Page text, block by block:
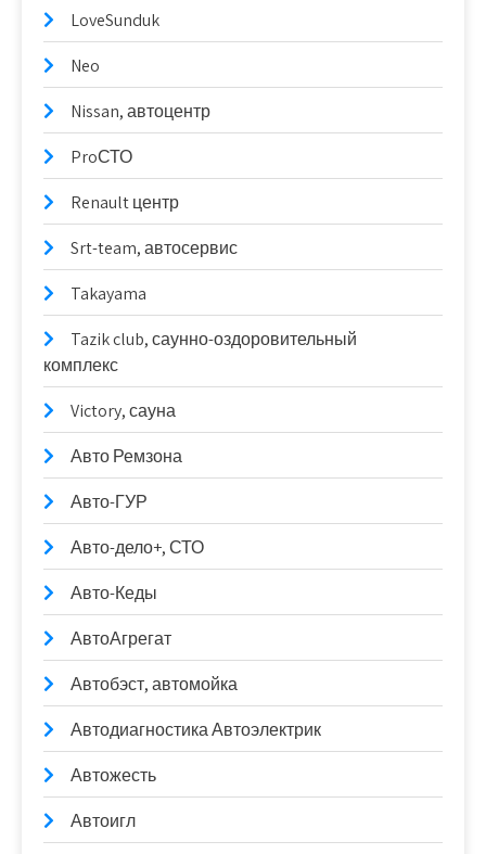
LoveSunduk
Neo
Nissan, автоцентр
ProСТО
Renault центр
Srt-team, автосервис
Takayama
Tazik club, саунно-оздоровительный
комплекс
Victory, сауна
Авто Ремзона
Авто-ГУР
Авто-дело+, СТО
Авто-Кеды
АвтоАгрегат
Автобэст, автомойка
Автодиагностика Автоэлектрик
Автожесть
Автоигл